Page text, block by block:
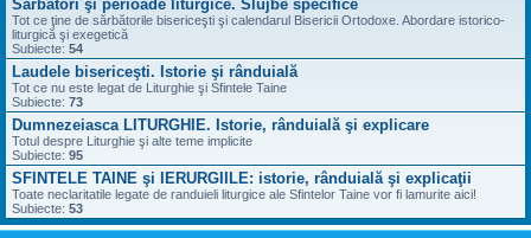
Sărbători şi perioade liturgice. Slujbe specifice
Tot ce ţine de sărbătorile bisericeşti şi calendarul Bisericii Ortodoxe. Abordare istorico-
liturgică şi exegetică
Subiecte: 54
Laudele bisericeşti. Istorie şi rânduială
Tot ce nu este legat de Liturghie şi Sfintele Taine
Subiecte: 73
Dumnezeiasca LITURGHIE. Istorie, rânduială şi explicare
Totul despre Liturghie şi alte teme implicite
Subiecte: 95
SFINTELE TAINE şi IERURGIILE: istorie, rânduială şi explicaţii
Toate neclaritatile legate de randuieli liturgice ale Sfintelor Taine vor fi lamurite aici!
Subiecte: 53